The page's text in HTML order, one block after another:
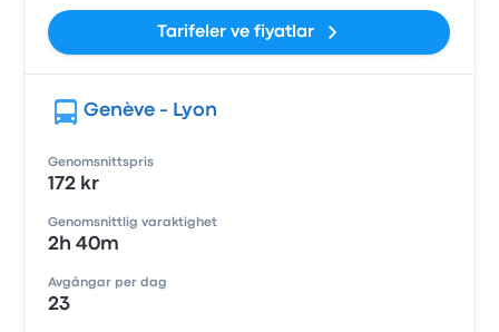
Tarifeler ve fiyatlar
Genève - Lyon
Genomsnittspris
172 kr
Genomsnittlig varaktighet
2h 40m
Avgångar per dag
23